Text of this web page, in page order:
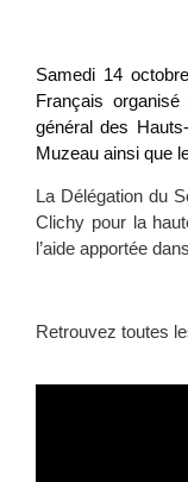
Samedi 14
Français
général des
Muzeau ainsi que
La Délégation du
Clichy pour la
l’aide apportée
Retrouvez toutes